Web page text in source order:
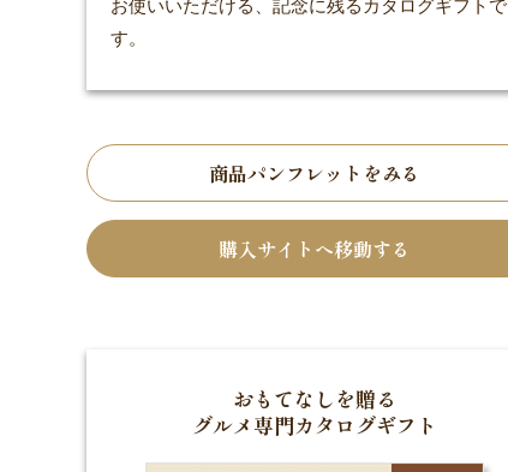
お使いいただける、記念に残るカタログギフトで
す。
商品パンフレットをみる
購入サイトへ移動する
おもてなしを贈る
グルメ専門カタログギフト